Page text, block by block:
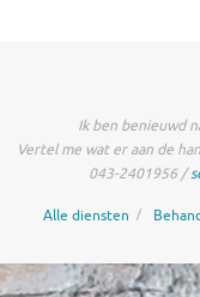
Ik ben benieuwd
Vertel me wat er aan de
043-2401956 /
Alle diensten